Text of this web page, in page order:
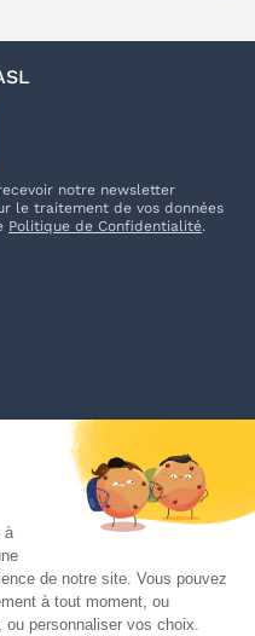
notre newsletter
le traitement de vos données
Politique de Confidentialité.